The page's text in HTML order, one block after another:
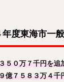
度東海市一
５０万７千円を追
億７５８３万４千